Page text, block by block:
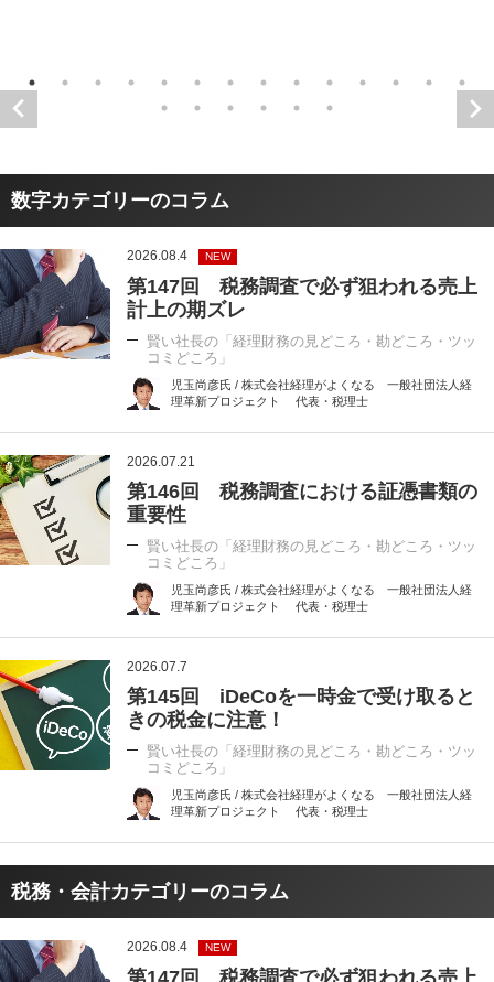
数字カテゴリーのコラム
2026.08.4 NEW
第147回 税務調査で必ず狙われる売上
計上の期ズレ
賢い社長の「経理財務の見どころ・勘どころ・ツッ
コミどころ」
児玉尚彦氏 / 株式会社経理がよくなる 一般社団法人経
理革新プロジェクト 代表・税理士
2026.07.21
第146回 税務調査における証憑書類の
重要性
賢い社長の「経理財務の見どころ・勘どころ・ツッ
コミどころ」
児玉尚彦氏 / 株式会社経理がよくなる 一般社団法人経
理革新プロジェクト 代表・税理士
2026.07.7
第145回 iDeCoを一時金で受け取ると
きの税金に注意！
賢い社長の「経理財務の見どころ・勘どころ・ツッ
コミどころ」
児玉尚彦氏 / 株式会社経理がよくなる 一般社団法人経
理革新プロジェクト 代表・税理士
税務・会計カテゴリーのコラム
2026.08.4 NEW